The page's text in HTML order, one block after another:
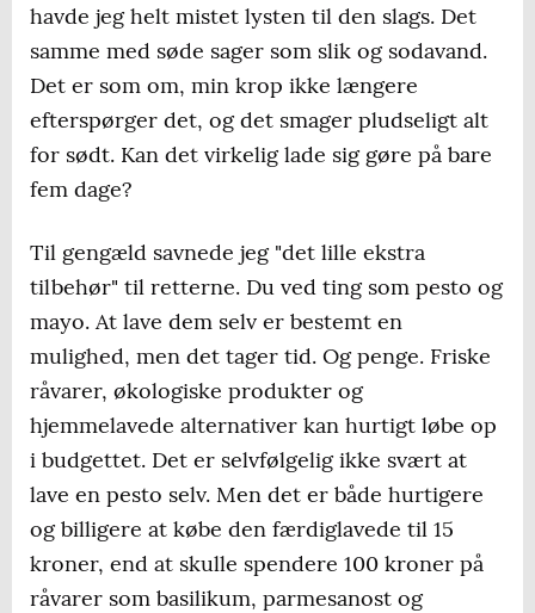
havde jeg helt mistet lysten til den slags. Det
samme med søde sager som slik og sodavand.
Det er som om, min krop ikke længere
efterspørger det, og det smager pludseligt alt
for sødt. Kan det virkelig lade sig gøre på bare
fem dage?
Til gengæld savnede jeg "det lille ekstra
tilbehør" til retterne. Du ved ting som pesto og
mayo. At lave dem selv er bestemt en
mulighed, men det tager tid. Og penge. Friske
råvarer, økologiske produkter og
hjemmelavede alternativer kan hurtigt løbe op
i budgettet. Det er selvfølgelig ikke svært at
lave en pesto selv. Men det er både hurtigere
og billigere at købe den færdiglavede til 15
kroner, end at skulle spendere 100 kroner på
råvarer som basilikum, parmesanost og